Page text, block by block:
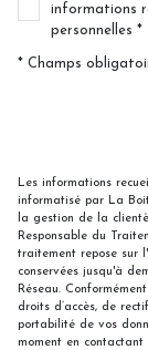
informations
personnelles *
* Champs
Les informations
informatisé par La
la gestion de la
Responsable du
traitement repose sur
conservées jusqu'à
Réseau.
droits d’accès, de
portabilité de vos
moment en contactant